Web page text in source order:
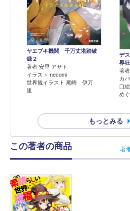
ヤエブキ機関 千万丈塔踏破
録２
著者 安里 アサト
イラスト necomi
世界観イラスト 尾崎 伊万
里
デ
界
著
カ
口
め
もっとみる
この著者の商品 著